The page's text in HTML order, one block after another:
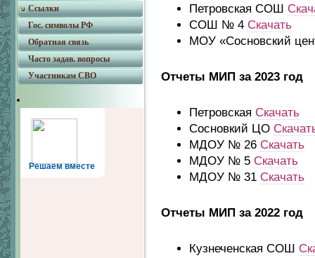
Петровская СОШ
СОШ № 4 Скачать
МОУ «Сосновский
Отчеты МИП за 2023 год
Петровская Скачать
Сосновкий ЦО
МДОУ № 26 Скачать
МДОУ № 5 Скачать
МДОУ № 31 Скачать
Отчеты МИП за 2022 год
Кузнеченская СОШ
Ссылки
Гос. символы РФ
Обратная связь
Часто задав. вопросы
Участникам СВО
Решаем вместе